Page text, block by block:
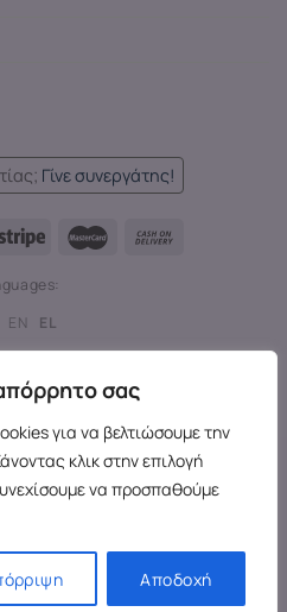
σας
για να βελτιώσουμε την
κλικ στην επιλογή
να προσπαθούμε
Αποδοχή
Γίνε συνεργάτης!
EN EL
- Adult toys and merchandise | All
reserved.